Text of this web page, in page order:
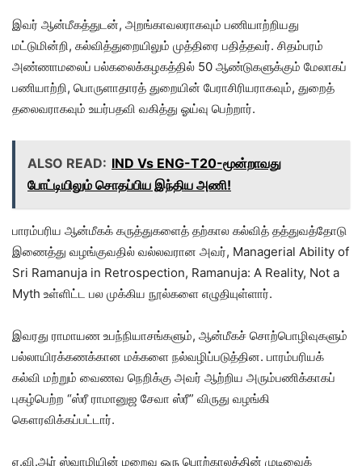
இவர் ஆன்மீகத்துடன், அறங்காவலராகவும் பணியாற்றியது
மட்டுமின்றி, கல்வித்துறையிலும் முத்திரை பதித்தவர். சிதம்பரம்
அண்ணாமலைப் பல்கலைக்கழகத்தில் 50 ஆண்டுகளுக்கும் மேலாகப்
பணியாற்றி, பொருளாதாரத் துறையின் பேராசிரியராகவும், துறைத்
தலைவராகவும் உயர்பதவி வகித்து ஓய்வு பெற்றார்.
ALSO READ: IND Vs ENG-T20-மூன்றாவது
போட்டியிலும் சொதப்பிய இந்திய அணி!
பாரம்பரிய ஆன்மீகக் கருத்துகளைத் தற்கால கல்வித் தத்துவத்தோடு
இணைத்து வழங்குவதில் வல்லவரான அவர், Managerial Ability of
Sri Ramanuja in Retrospection, Ramanuja: A Reality, Not a
Myth உள்ளிட்ட பல முக்கிய நூல்களை எழுதியுள்ளார்.
இவரது ராமாயண உபந்நியாசங்களும், ஆன்மீகச் சொற்பொழிவுகளும்
பல்லாயிரக்கணக்கான மக்களை நல்வழிப்படுத்தின. பாரம்பரியக்
கல்வி மற்றும் வைணவ நெறிக்கு அவர் ஆற்றிய அரும்பணிக்காகப்
புகழ்பெற்ற “ஸ்ரீ ராமானுஜ சேவா ஸ்ரீ” விருது வழங்கி
கௌரவிக்கப்பட்டார்.
ஏ.வி.ஆர் ஸ்வாமியின் மறைவு ஒரு பொற்காலத்தின் முடிவைக்